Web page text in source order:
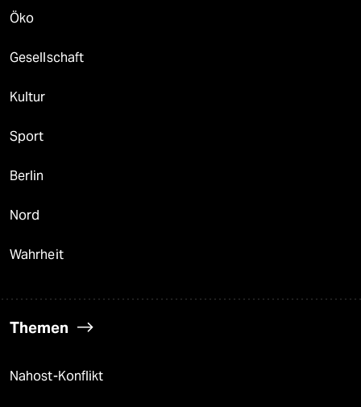
Öko
Gesellschaft
Kultur
Sport
Berlin
Nord
Wahrheit
Themen
Nahost-Konflikt